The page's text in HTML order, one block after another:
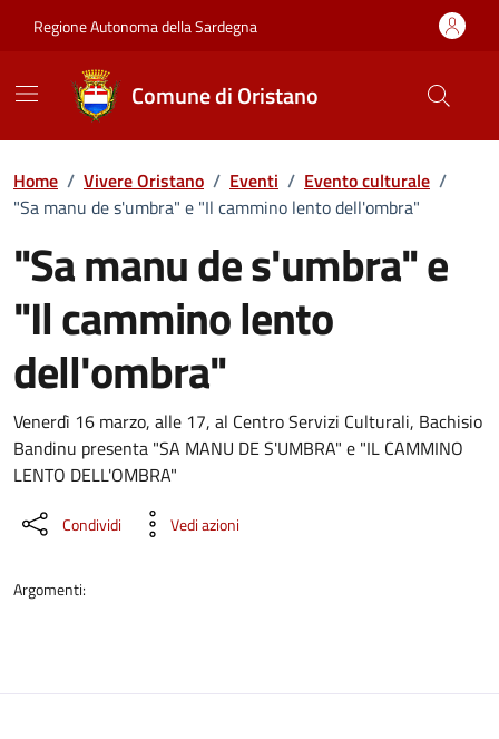
Regione Autonoma della Sardegna
Comune di Oristano
Home / Vivere Oristano / Eventi / Evento culturale /
"Sa manu de s'umbra" e "Il cammino lento dell'ombra"
"Sa manu de s'umbra" e
"Il cammino lento
dell'ombra"
Dettaglio dell'evento
Venerdì 16 marzo, alle 17, al Centro Servizi Culturali, Bachisio
Bandinu presenta "SA MANU DE S'UMBRA" e "IL CAMMINO
LENTO DELL'OMBRA"
Condividi Vedi azioni
Argomenti: